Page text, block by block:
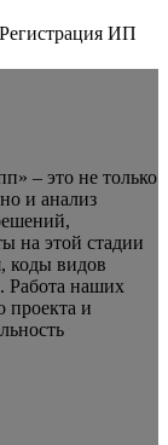
Регистрация ИП
– это не только
и анализ
на этой стадии
коды видов
Работа наших
проекта и